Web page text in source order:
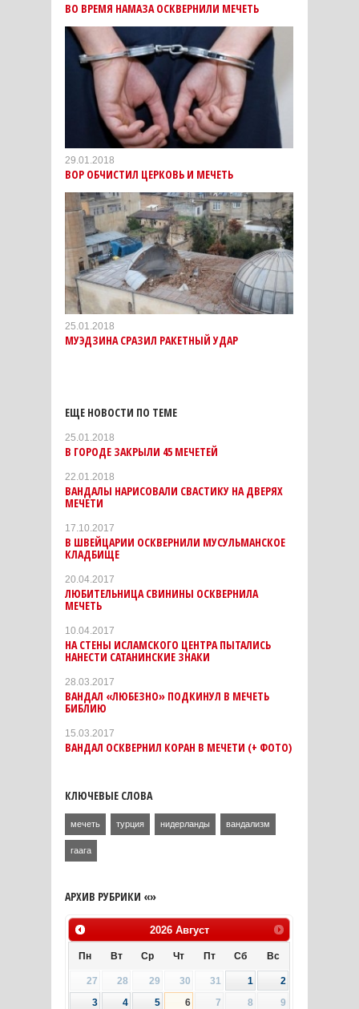
ВО ВРЕМЯ НАМАЗА ОСКВЕРНИЛИ МЕЧЕТЬ
29.01.2018
ВОР ОБЧИСТИЛ ЦЕРКОВЬ И МЕЧЕТЬ
25.01.2018
МУЭДЗИНА СРАЗИЛ РАКЕТНЫЙ УДАР
ЕЩЕ НОВОСТИ ПО ТЕМЕ
25.01.2018
В ГОРОДЕ ЗАКРЫЛИ 45 МЕЧЕТЕЙ
22.01.2018
ВАНДАЛЫ НАРИСОВАЛИ СВАСТИКУ НА ДВЕРЯХ
МЕЧЕТИ
17.10.2017
В ШВЕЙЦАРИИ ОСКВЕРНИЛИ МУСУЛЬМАНСКОЕ
КЛАДБИЩЕ
20.04.2017
ЛЮБИТЕЛЬНИЦА СВИНИНЫ ОСКВЕРНИЛА
МЕЧЕТЬ
10.04.2017
НА СТЕНЫ ИСЛАМСКОГО ЦЕНТРА ПЫТАЛИСЬ
НАНЕСТИ САТАНИНСКИЕ ЗНАКИ
28.03.2017
ВАНДАЛ «ЛЮБЕЗНО» ПОДКИНУЛ В МЕЧЕТЬ
БИБЛИЮ
15.03.2017
ВАНДАЛ ОСКВЕРНИЛ КОРАН В МЕЧЕТИ (+ ФОТО)
КЛЮЧЕВЫЕ СЛОВА
мечеть турция нидерланды вандализм
гаага
АРХИВ РУБРИКИ «»
2026 Август
Пн Вт Ср Чт Пт Сб Вс
27 28 29 30 31 1
2
3
4 5 6 7 8
9